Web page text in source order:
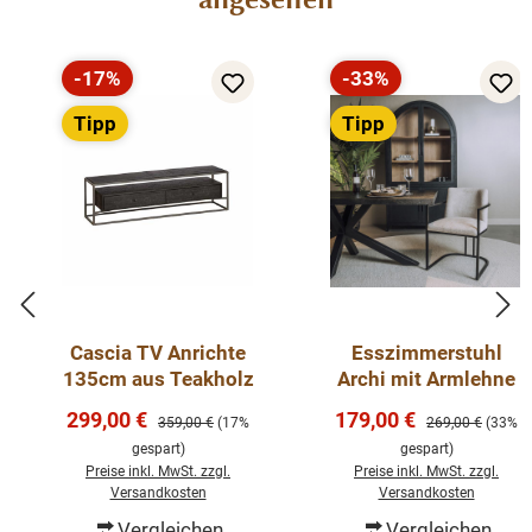
Praktische Details und Maße des
Weichholzschranks
Maße:172 cm (Höhe) x 106 cm (Breite) x 55 cm
Material:Hochwertiges Weichholz in antikbrauner
Färbung
Funktionaler Innenausbau mit
Kunstvolle Jugendstil-Schnitzereien
(Art Nouveau)
Aufbau:Massives Einzelstück, nicht zerlegbar
nutzbar
Rabatt
-17%
Tipp
Cascia TV Anrichte
135cm aus Teakholz
Verkaufspreis:
299,00 € Regulärer Preis:
359,00 € (17%
gespart)
Preise inkl. MwSt. zzgl.
Versandkosten
Rabatt
-33%
Tipp
Esszimmerstuhl
Archi mit Armlehne
Verkaufspreis:
179,00 € Regulärer Preis:
269,00 € (33%
gespart)
Preise inkl. MwSt. zzgl.
Versandkosten